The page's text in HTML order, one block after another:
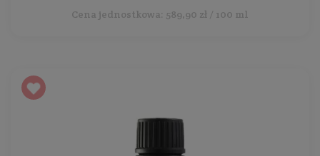
Cena jednostkowa: 589,90 zł / 100 ml